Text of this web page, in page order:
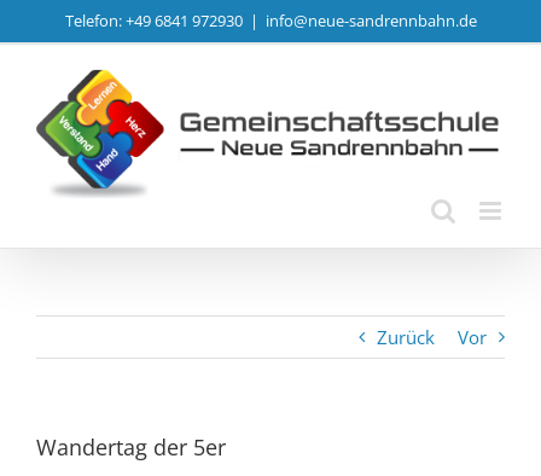
Inhalt
Telefon: +49 6841 972930 | info@neue-sandrennbahn.de
Zurück Vor
Wandertag der 5er